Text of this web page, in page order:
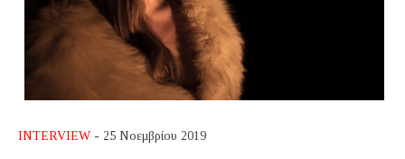
INTERVIEW - 25 Νοεμβρίου 2019